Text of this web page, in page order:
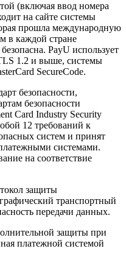
(включая ввод номера
на сайте системы
прошла международную
в каждой стране
PayU использует
1.2 и выше, системы
SecureCode.
безопасности,
безопасности
Card Industry Security
12 требований к
систем и принят
системами.
на соответствие
защиты
транспортный
передачи данных.
защиты при
платежной системой